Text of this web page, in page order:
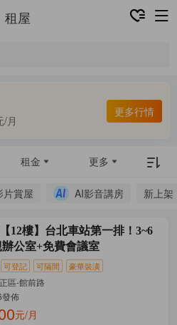
租屋
月
更多行情
租金 更多
片賞屋 AI影音講房 新上架
【12樓】台北車站第一排！3~6
辦公室+免費會議室
可登記 可隔間 豪華裝潢
區-館前路
佈
元/月